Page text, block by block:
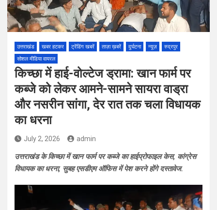
उत्तराखंड खबर हटकर ट्रेंडिंग खबरें ताज़ा ख़बरें दुर्घटना न्यूज़
रुद्रपुर
सोशल मीडिया वायरल
किच्छा में हाई-वोल्टेज ड्रामा: खान फार्म पर
कब्जे को लेकर आमने-सामने सायरा वाड्रा
और नसरीन सांगा, देर रात तक चला विधायक
का धरना
July 2, 2026 admin
उत्तराखंड के किच्छा में खान फार्म पर कब्जे का हाईप्रोफाइल केस, कांग्रेस
विधायक का धरना, सुबह एसडीएम ऑफिस में पेश करने होंगे दस्तावेज.